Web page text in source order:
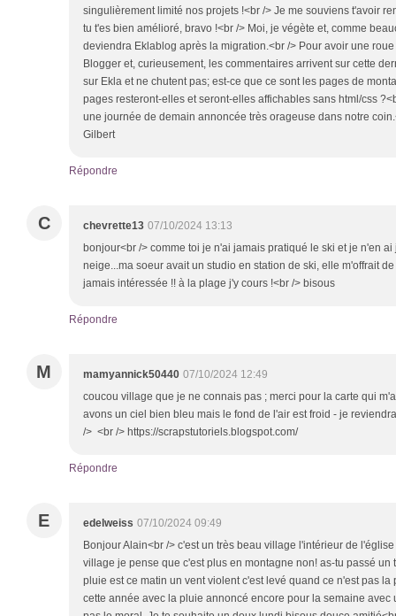
singulièrement limité nos projets !<br /> Je me souviens t'avoir
tu t'es bien amélioré, bravo !<br /> Moi, je végète et, comme
deviendra Eklablog après la migration.<br /> Pour avoir une
Blogger et, curieusement, les commentaires arrivent sur cette
sur Ekla et ne chutent pas; est-ce que ce sont les pages de
pages resteront-elles et seront-elles affichables sans html/css
une journée de demain annoncée très orageuse dans notre
Gilbert
Répondre
C chevrette13 07/10/2024 13:13
bonjour<br /> comme toi je n'ai jamais pratiqué le ski et je n'en
neige...ma soeur avait un studio en station de ski, elle m'offrait
jamais intéressée !! à la plage j'y cours !<br /> bisous
Répondre
M mamyannick50440 07/10/2024 12:49
coucou village que je ne connais pas ; merci pour la carte qui
avons un ciel bien bleu mais le fond de l'air est froid - je
/> <br /> https://scrapstutoriels.blogspot.com/
Répondre
E edelweiss 07/10/2024 09:49
Bonjour Alain<br /> c'est un très beau village l'intérieur de
village je pense que c'est plus en montagne non! as-tu passé un
pluie est ce matin un vent violent c'est levé quand ce n'est pas
cette année avec la pluie annoncé encore pour la semaine avec